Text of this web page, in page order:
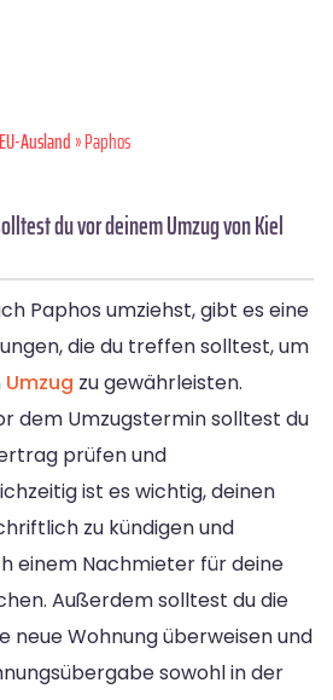
EU-Ausland» Paphos
du vor deinem Umzug von Kiel
Paphos umziehst, gibt es eine
die du treffen solltest, um
Umzug zu gewährleisten.
dem Umzugstermin solltest du
prüfen und
ist es wichtig, deinen
zu kündigen und
einem Nachmieter für deine
Außerdem solltest du die
neue Wohnung überweisen und
sowohl in der